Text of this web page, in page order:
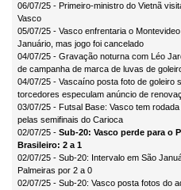
06/07/25 - Primeiro-ministro do Vietnã
Vasco
05/07/25 - Vasco enfrentaria o
Januário, mas jogo foi cancelado
04/07/25 - Gravação noturna com Léo
de campanha de marca de luvas de
04/07/25 - Vascaíno posta foto de goleiro
torcedores especulam anúncio de
03/07/25 - Futsal Base: Vasco tem
pelas semifinais do Carioca
02/07/25 - Sub-20: Vasco perde para o
Brasileiro: 2 a 1
02/07/25 - Sub-20: Intervalo em São
Palmeiras por 2 a 0
02/07/25 - Sub-20: Vasco posta fotos do